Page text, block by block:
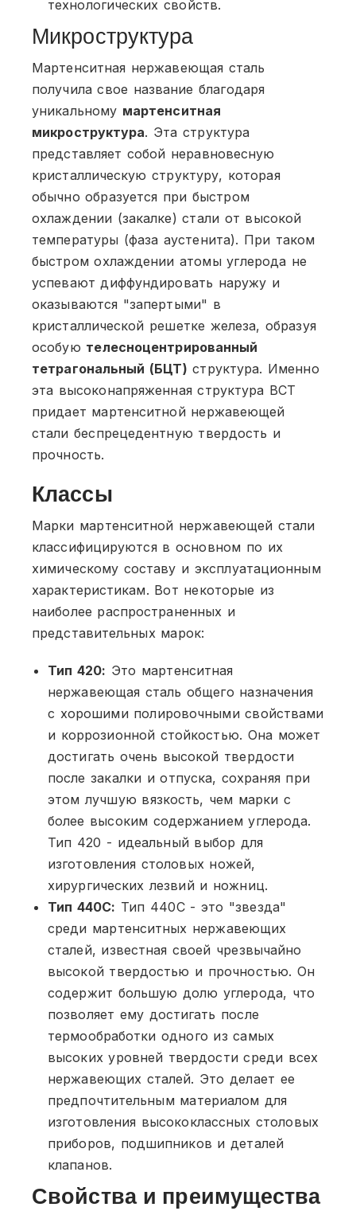
технологических свойств.
Микроструктура
Мартенситная нержавеющая сталь
получила свое название благодаря
уникальному мартенситная
микроструктура. Эта структура
представляет собой неравновесную
кристаллическую структуру, которая
обычно образуется при быстром
охлаждении (закалке) стали от высокой
температуры (фаза аустенита). При таком
быстром охлаждении атомы углерода не
успевают диффундировать наружу и
оказываются "запертыми" в
кристаллической решетке железа, образуя
особую телесноцентрированный
тетрагональный (БЦТ) структура. Именно
эта высоконапряженная структура BCT
придает мартенситной нержавеющей
стали беспрецедентную твердость и
прочность.
Классы
Марки мартенситной нержавеющей стали
классифицируются в основном по их
химическому составу и эксплуатационным
характеристикам. Вот некоторые из
наиболее распространенных и
представительных марок:
Тип 420: Это мартенситная
нержавеющая сталь общего назначения
с хорошими полировочными свойствами
и коррозионной стойкостью. Она может
достигать очень высокой твердости
после закалки и отпуска, сохраняя при
этом лучшую вязкость, чем марки с
более высоким содержанием углерода.
Тип 420 - идеальный выбор для
изготовления столовых ножей,
хирургических лезвий и ножниц.
Тип 440C: Тип 440C - это "звезда"
среди мартенситных нержавеющих
сталей, известная своей чрезвычайно
высокой твердостью и прочностью. Он
содержит большую долю углерода, что
позволяет ему достигать после
термообработки одного из самых
высоких уровней твердости среди всех
нержавеющих сталей. Это делает ее
предпочтительным материалом для
изготовления высококлассных столовых
приборов, подшипников и деталей
клапанов.
Свойства и преимущества